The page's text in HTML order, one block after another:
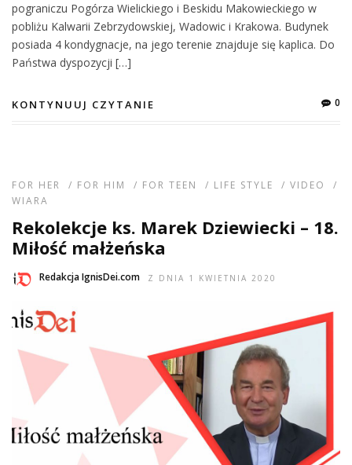
pograniczu Pogórza Wielickiego i Beskidu Makowieckiego w
pobliżu Kalwarii Zebrzydowskiej, Wadowic i Krakowa. Budynek
posiada 4 kondygnacje, na jego terenie znajduje się kaplica. Do
Państwa dyspozycji […]
KONTYNUUJ CZYTANIE 0
FOR HER / FOR HIM / FOR TEEN / LIFE STYLE / VIDEO
/
WIARA
Rekolekcje ks. Marek Dziewiecki – 18.
Miłość małżeńska
Redakcja IgnisDei.com Z DNIA 1 KWIETNIA 2020